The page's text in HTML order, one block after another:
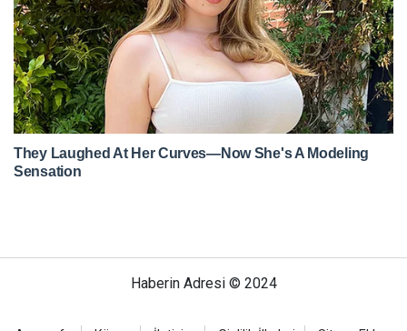
Haberin Adresi © 2024